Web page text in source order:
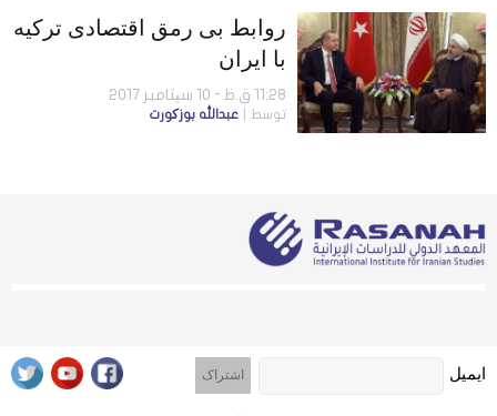
روابط بی رمق اقتصادی ترکیه
با ایران
11:28 ق.ظ - 10 سپتامبر 2017
توسط عبدالله بوزکورت
ایمیل